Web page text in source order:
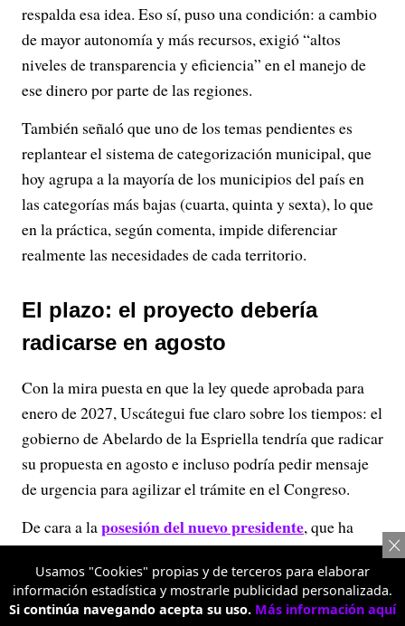
respalda esa idea. Eso sí, puso una condición: a cambio
de mayor autonomía y más recursos, exigió “altos
niveles de transparencia y eficiencia” en el manejo de
ese dinero por parte de las regiones.
También señaló que uno de los temas pendientes es
replantear el sistema de categorización municipal, que
hoy agrupa a la mayoría de los municipios del país en
las categorías más bajas (cuarta, quinta y sexta), lo que
en la práctica, según comenta, impide diferenciar
realmente las necesidades de cada territorio.
El plazo: el proyecto debería
radicarse en agosto
Con la mira puesta en que la ley quede aprobada para
enero de 2027, Uscátegui fue claro sobre los tiempos: el
gobierno de Abelardo de la Espriella tendría que radicar
su propuesta en agosto e incluso podría pedir mensaje
de urgencia para agilizar el trámite en el Congreso.
De cara a laposesión del nuevo presidente, que ha
causado revuelo por la propuesta de hacerse fuera de
Bogotá, Uscátegui ve con buenos ojos que la
administración entrante inicie con una agenda regional
Usamos "Cookies" propias y de terceros para elaborar
información estadística y mostrarle publicidad personalizada.
Si continúa navegando acepta su uso. Más información aquí